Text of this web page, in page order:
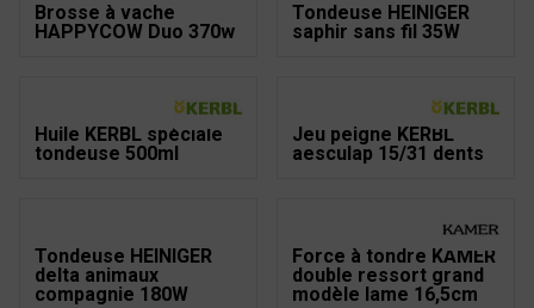
Brosse à vache
HAPPYCOW Duo 370w
Tondeuse HEINIGER
saphir sans fil 35W
Huile KERBL spéciale
tondeuse 500ml
Jeu peigne KERBL
aesculap 15/31 dents
Tondeuse HEINIGER
delta animaux
compagnie 180W
Force à tondre KAMER
double ressort grand
modèle lame 16,5cm